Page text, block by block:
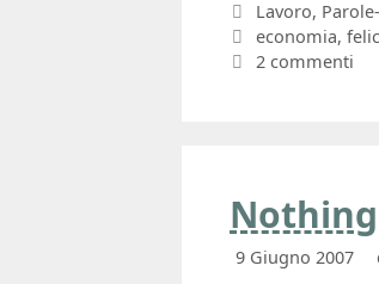
Categorie
Lavoro,
Tag
economia,
2 commenti
9 Giugno 2007